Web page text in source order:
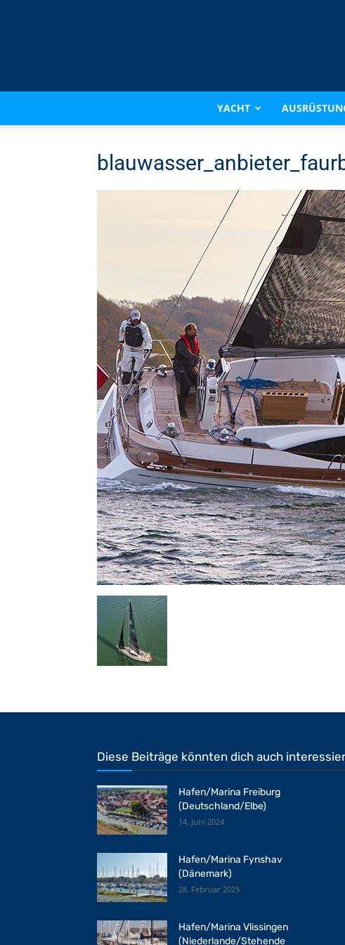
YACHT
Diese Beiträge könnten dich auch
Hafen/Marina Freiburg
(Deutschland/Elbe)
14. Juni 2024
Hafen/Marina Fynshav
(Dänemark)
28. Februar 2025
Hafen/Marina Vlissingen
(Niederlande/Stehende